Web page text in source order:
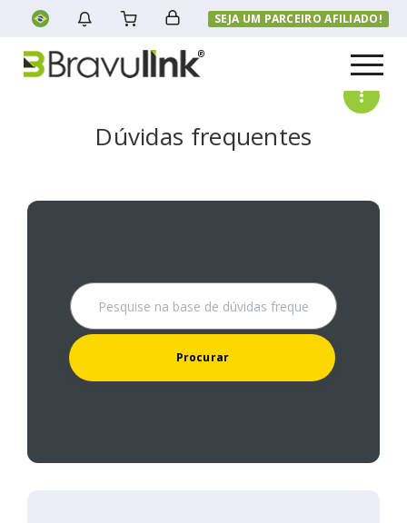
SEJA UM PARCEIRO AFILIADO!
Menu
Dúvidas frequentes